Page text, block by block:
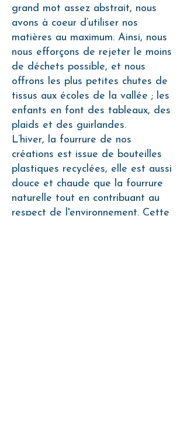
grand mot assez abstrait, nous
avons à coeur d’utiliser nos
matières au maximum. Ainsi, nous
nous efforçons de rejeter le moins
de déchets possible, et nous
offrons les plus petites chutes de
tissus aux écoles de la vallée ; les
enfants en font des tableaux, des
plaids et des guirlandes.
L’hiver, la fourrure de nos
créations est issue de bouteilles
plastiques recyclées, elle est aussi
douce et chaude que la fourrure
naturelle tout en contribuant au
respect de l'environnement. Cette